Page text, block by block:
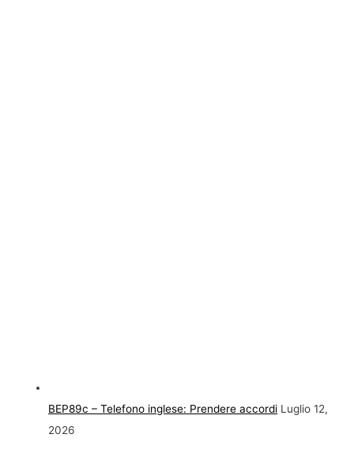
BEP89c – Telefono inglese: Prendere accordi Luglio 12,
2026